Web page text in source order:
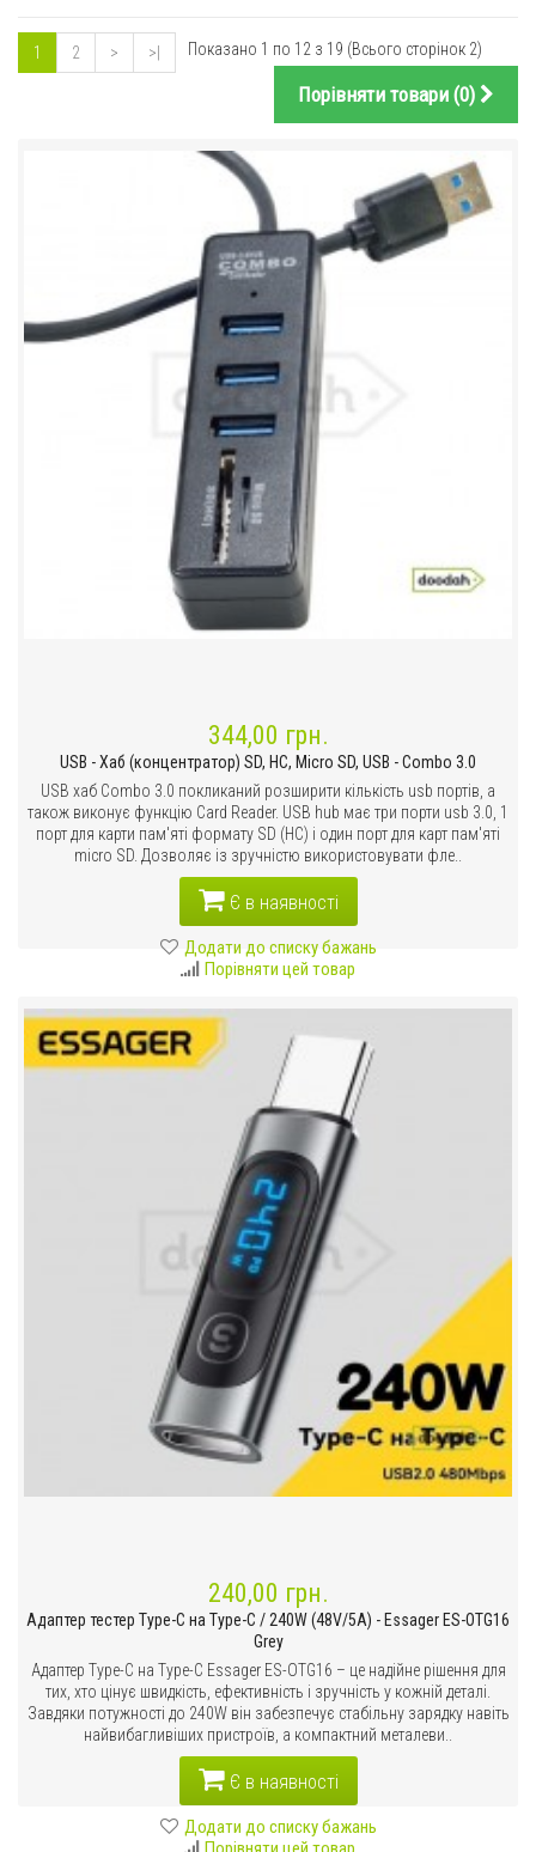
1 2 > >| Показано 1 по 12 з 19 (Всього сторінок 2)
Порівняти товари (0)
344,00 грн.
USB - Хаб (концентратор) SD, HC, Micro SD, USB - Combo 3.0
USB хаб Combo 3.0 покликаний розширити кількість usb портів, а
також виконує функцію Card Reader. USB hub має три порти usb 3.0, 1
порт для карти пам'яті формату SD (HC) і один порт для карт пам'яті
micro SD. Дозволяє із зручністю використовувати фле..
Є в наявності
Додати до списку бажань
Порівняти цей товар
240,00 грн.
Адаптер тестер Type-C на Type-C / 240W (48V/5A) - Essager ES-OTG16
Grey
Адаптер Type-C на Type-C Essager ES-OTG16 – це надійне рішення для
тих, хто цінує швидкість, ефективність і зручність у кожній деталі.
Завдяки потужності до 240W він забезпечує стабільну зарядку навіть
найвибагливіших пристроїв, а компактний металеви..
Є в наявності
Додати до списку бажань